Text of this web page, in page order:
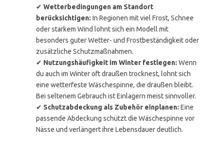
✔ Wetterbedingungen am Standort
berücksichtigen: In Regionen mit viel Frost, Schnee
oder starkem Wind lohnt sich ein Modell mit
besonders guter Wetter- und Frostbeständigkeit oder
zusätzliche Schutzmaßnahmen.
✔ Nutzungshäufigkeit im Winter festlegen: Wenn
du auch im Winter oft draußen trocknest, lohnt sich
eine wetterfeste Wäschespinne, die draußen bleibt.
Bei seltenem Gebrauch ist Einlagern meist sinnvoller.
✔ Schutzabdeckung als Zubehör einplanen: Eine
passende Abdeckung schützt die Wäschespinne vor
Nässe und verlängert ihre Lebensdauer deutlich.